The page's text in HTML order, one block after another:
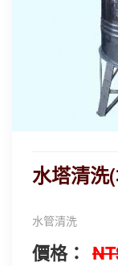
水塔清洗
水管清洗
價格：